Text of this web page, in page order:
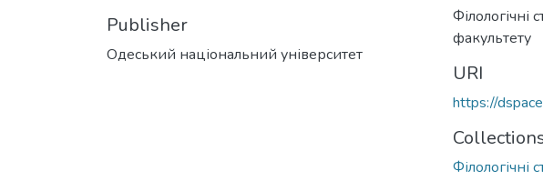
Publisher
Одеський національний університет
Філологічні
факультету
URI
https://
Філологічні